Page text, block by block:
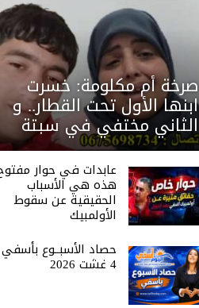
صرخة أم مكلومة: خسرت
ابنها الأول تحت القطار.. و
الثاني مختفي في سبتة
عابدات في حوار
هذه هي الأسباب
الحقيقية عن سقوط
الأولمبيك
حصاد الأسبــوع
4 غشت 2026